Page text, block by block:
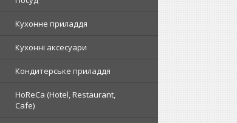
Кухонне приладдя
Кухонні аксесуари
Кондитерське приладдя
HoReCa (Hotel, Restaurant,
Cafe)